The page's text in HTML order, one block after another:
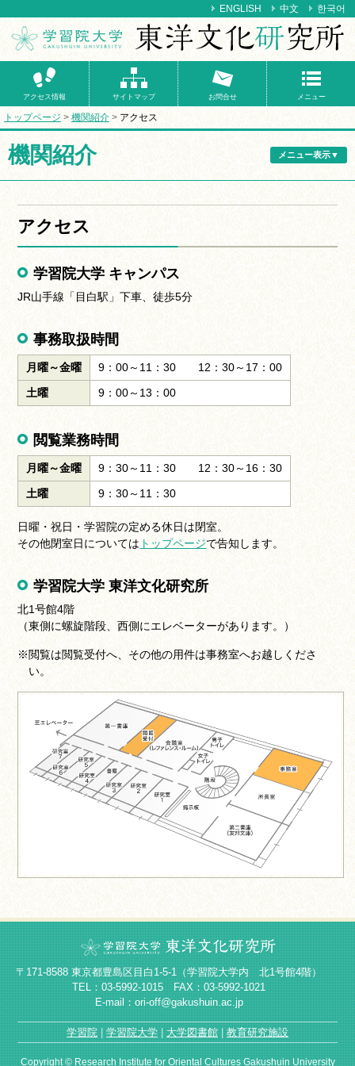
アクセス情報 サイトマップ お問合せ メニュー
ENGLISH 中文 한국어
トップページ 機関紹介 アクセス
機関紹介 メニュー表示▼
アクセス
学習院大学 キャンパス
JR山手線「目白駅」下車、徒歩5分
事務取扱時間
月曜～金曜
9：00～11：30 12：30～17：00
土曜
9：00～13：00
閲覧業務時間
月曜～金曜
9：30～11：30 12：30～16：30
土曜
9：30～11：30
日曜・祝日・学習院の定める休日は閉室。
その他閉室日については トップページで告知します。
学習院大学 東洋文化研究所
北1号館4階
（東側に螺旋階段、西側にエレベーターがあります。）
※閲覧は閲覧受付へ、その他の用件は事務室へお越しくださ
い。
〒171-8588 東京都豊島区目白1-5-1（学習院大学内 北1号館4階）
TEL：03-5992-1015 FAX：03-5992-1021
E-mail：ori-off@gakushuin.ac.jp
学習院 学習院大学 大学図書館 教育研究施設
Copyright © Research Institute for Oriental Cultures Gakushuin University